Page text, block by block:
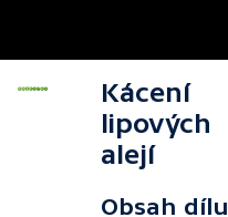
Kácení
lipových
alejí
Obsah dílu